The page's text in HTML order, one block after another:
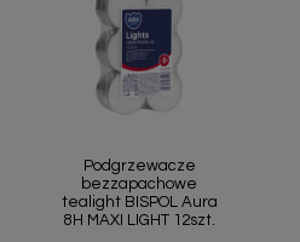
Podgrzewacze
bezzapachowe
tealight BISPOL Aura
8H MAXI LIGHT 12szt.